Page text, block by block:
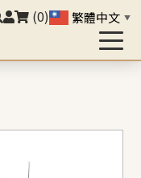
(0) 繁體中文 ▼